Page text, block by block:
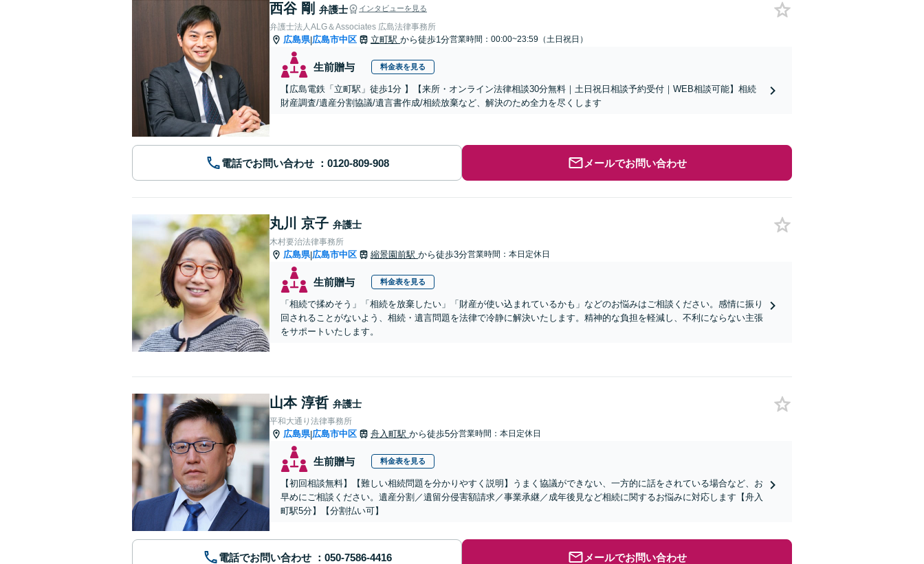
西谷 剛 弁護士 インタビューを見る
弁護士法人ALG＆Associates 広島法律事務所
広島県|広島市中区 立町駅 から徒歩1分営業時間：00:00~23:59（土日祝日）
生前贈与 料金表を見る
【広島電鉄「立町駅」徒歩1分 】【来所・オンライン法律相談30分無料｜土日祝日相談予約受付｜WEB相談可能】相続
財産調査/遺産分割協議/遺言書作成/相続放棄など、解決のため全力を尽くします
電話でお問い合わせ メールでお問い合わせ
丸川 京子 弁護士
木村要治法律事務所
広島県|広島市中区 縮景園前駅 から徒歩3分営業時間：本日定休日
生前贈与 料金表を見る
「相続で揉めそう」「相続を放棄したい」「財産が使い込まれているかも」などのお悩みはご相談ください。感情に振り
回されることがないよう、相続・遺言問題を法律で冷静に解決いたします。精神的な負担を軽減し、不利にならない主張
をサポートいたします。
山本 淳哲 弁護士
平和大通り法律事務所
広島県|広島市中区 舟入町駅 から徒歩5分営業時間：本日定休日
生前贈与 料金表を見る
【初回相談無料】【難しい相続問題を分かりやすく説明】うまく協議ができない、一方的に話をされている場合など、お
早めにご相談ください。遺産分割／遺留分侵害額請求／事業承継／成年後見など相続に関するお悩みに対応します【舟入
町駅5分】【分割払い可】
電話でお問い合わせ メールでお問い合わせ